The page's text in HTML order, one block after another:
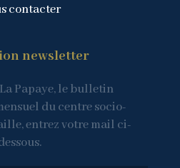
contacter
newsletter
Papaye, le bulletin
du centre socio-
entrez votre mail ci-